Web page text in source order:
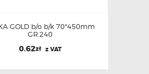
GOLD b/o b/k 70*450mm
GR.240
0.62zł z VAT